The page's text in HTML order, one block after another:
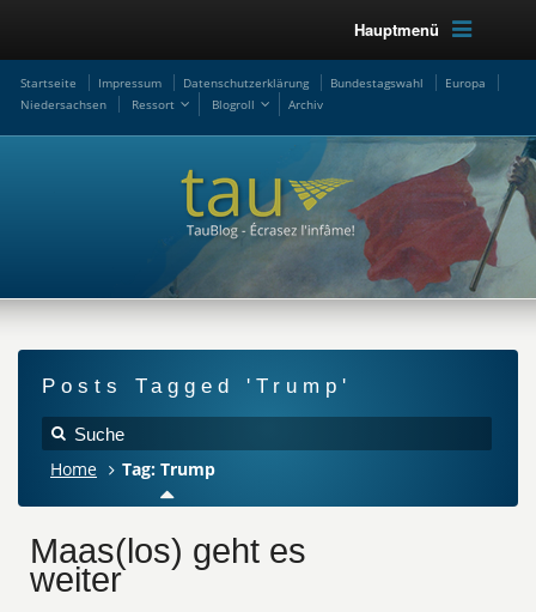
Hauptmenü
Startseite Impressum Datenschutzerklärung Bundestagswahl
Europa
Niedersachsen
Ressort Blogroll Archiv
Posts Tagged 'Trump'
Home Tag: Trump
Maas(los) geht es
weiter